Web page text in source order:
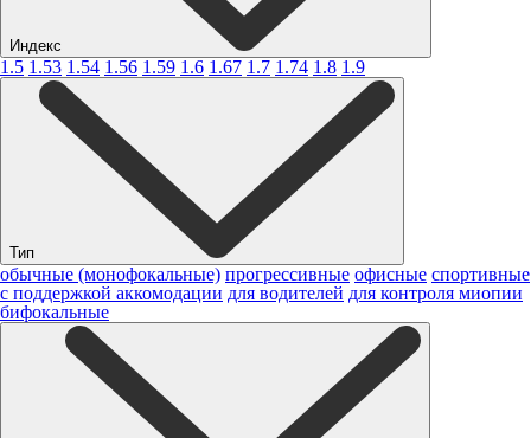
Индекс
1.5 1.53 1.54 1.56 1.59 1.6 1.67 1.7 1.74 1.8 1.9
Тип
обычные (монофокальные) прогрессивные офисные спортивные
с поддержкой аккомодации для водителей для контроля миопии
бифокальные